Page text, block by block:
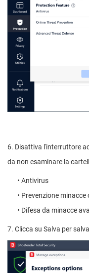
6. Disattiva l'interruttore
da non esaminare la
• Antivirus
• Prevenzione minacce
• Difesa da minacce
7. Clicca su Salva per